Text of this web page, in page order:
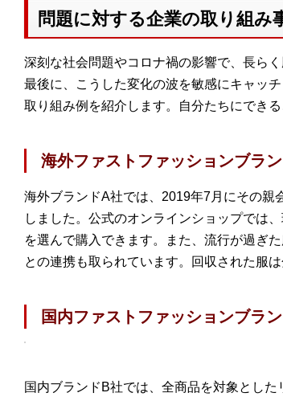
問題に対する企業の取り組み
深刻な社会問題やコロナ禍の影響で、長ら
最後に、こうした変化の波を敏感にキャッ
取り組み例を紹介します。自分たちにでき
海外ファストファッションブラ
海外ブランドA社では、2019年7月にその親
しました。公式のオンラインショップでは
を選んで購入できます。また、流行が過ぎ
との連携も取られています。回収された服
国内ファストファッションブラ
国内ブランドB社では、全商品を対象とし